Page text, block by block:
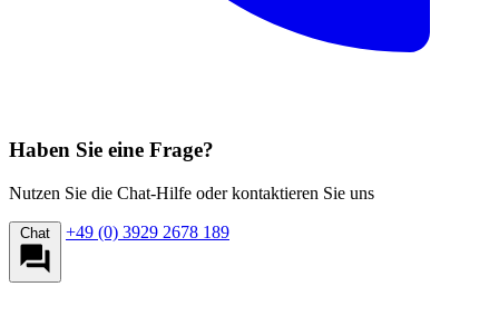
Haben Sie eine Frage?
Nutzen Sie die Chat-Hilfe oder kontaktieren Sie uns
Chat +49 (0) 3929 2678 189